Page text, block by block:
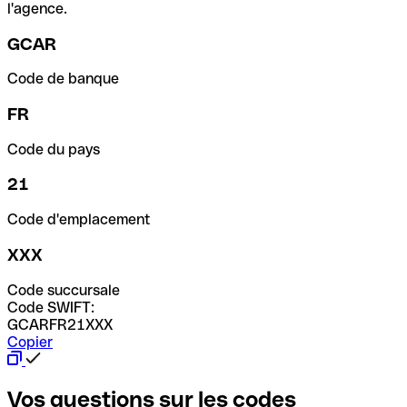
l'agence.
GCAR
Code de banque
FR
Code du pays
21
Code d'emplacement
XXX
Code succursale
Code SWIFT:
GCARFR21XXX
Copier
Vos questions sur les codes